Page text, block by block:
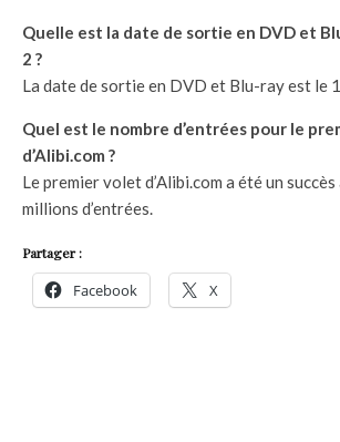
Quelle est la date de sortie en DVD et
2 ?
La date de sortie en DVD et Blu-ray est le
Quel est le nombre d’entrées pour le
d’Alibi.com ?
Le premier volet d’Alibi.com a été un
millions d’entrées.
Partager :
Facebook X